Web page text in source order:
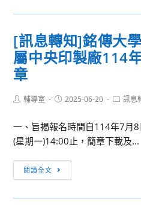
年
8
月
6
辦
果
安
全
轉
「114
學
全
學
生
賽
[訊息轉知]銘傳大
屬中央印製廠114
章
Post輔導室
Post2025-06-20
Post訊息
一、旨揭報名時間自114年7月
(星期一)14:00止，簡章下載及...
閱讀全文
息
轉